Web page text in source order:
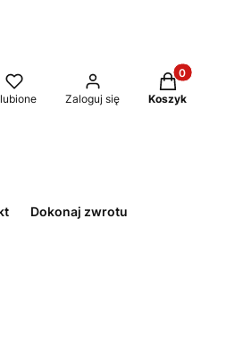
Zaloguj się
Produkty w
Koszyk
Dokonaj zwrotu